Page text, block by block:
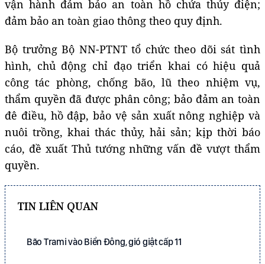
vận hành đảm bảo an toàn hồ chứa thủy điện;
đảm bảo an toàn giao thông theo quy định.
Bộ trưởng Bộ NN-PTNT tổ chức theo dõi sát tình
hình, chủ động chỉ đạo triển khai có hiệu quả
công tác phòng, chống bão, lũ theo nhiệm vụ,
thẩm quyền đã được phân công; bảo đảm an toàn
đê điều, hồ đập, bảo vệ sản xuất nông nghiệp và
nuôi trồng, khai thác thủy, hải sản; kịp thời báo
cáo, đề xuất Thủ tướng những vấn đề vượt thẩm
quyền.
TIN LIÊN QUAN
Bão Trami vào Biển Đông, gió giật cấp 11